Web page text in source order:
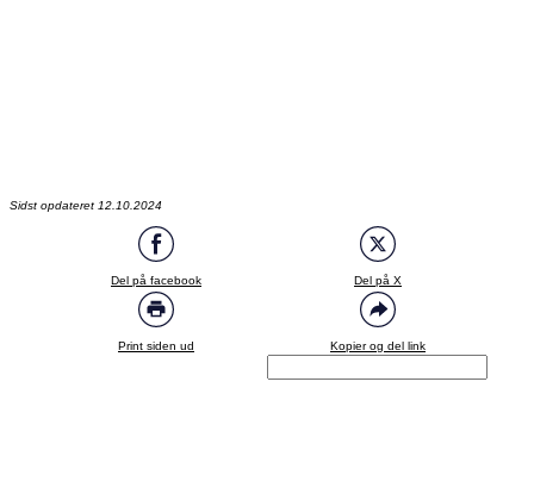
Sidst opdateret 12.10.2024
Del på facebook Del på X
Print siden ud Kopier og del link